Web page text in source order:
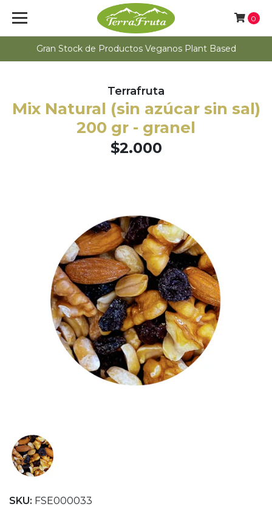
Gran Stock de Productos Veganos Plant Based
0
Terrafruta
Mix Natural (sin azúcar sin sal)
200 gr - granel
$2.000
SKU: FSE000033